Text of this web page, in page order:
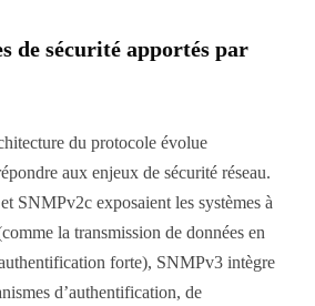
de sécurité apportés par
du protocole évolue
aux enjeux de sécurité réseau.
SNMPv2c exposaient les systèmes à
la transmission de données en
forte), SNMPv3 intègre
d’authentification, de